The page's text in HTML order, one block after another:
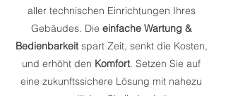
aller technischen Einrichtungen Ihres
Gebäudes. Die einfache Wartung &
Bedienbarkeitspart Zeit, senkt die Kosten,
und erhöht den Komfort. Setzen Sie auf
eine zukunftssichere Lösung mit nahezu